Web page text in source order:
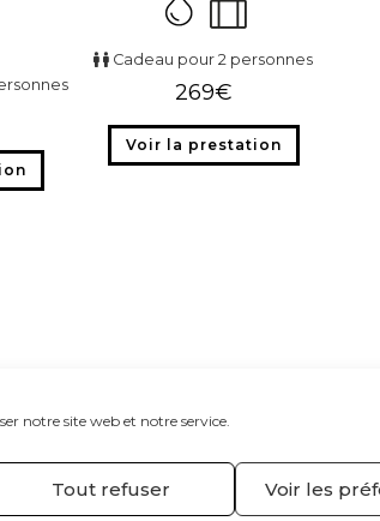
notre site web et notre service.
Tout refuser Voir les
Cadeau pour 2 personnes
269€
Voir la prestation